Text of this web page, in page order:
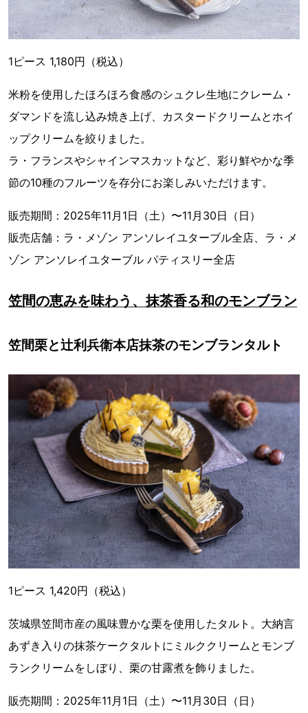
1ピース 1,180円（税込）
米粉を使用したほろほろ食感のシュクレ生地にクレーム・
ダマンドを流し込み焼き上げ、カスタードクリームとホイ
ップクリームを絞りました。
ラ・フランスやシャインマスカットなど、彩り鮮やかな季
節の10種のフルーツを存分にお楽しみいただけます。
販売期間：2025年11月1日（土）〜11月30日（日）
販売店舗：ラ・メゾン アンソレイユターブル全店、ラ・メ
ゾン アンソレイユターブル パティスリー全店
笠間の恵みを味わう、抹茶香る和のモンブラン
笠間栗と辻利兵衛本店抹茶のモンブランタルト
1ピース 1,420円（税込）
茨城県笠間市産の風味豊かな栗を使用したタルト。大納言
あずき入りの抹茶ケークタルトにミルククリームとモンブ
ランクリームをしぼり、栗の甘露煮を飾りました。
販売期間：2025年11月1日（土）〜11月30日（日）